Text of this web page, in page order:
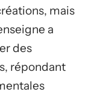
mais
a
des
répondant